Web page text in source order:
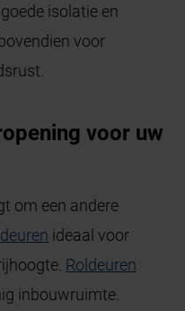
isolatie en
voor
voor uw
om een andere
ideaal voor
Roldeuren
inbouwruimte.